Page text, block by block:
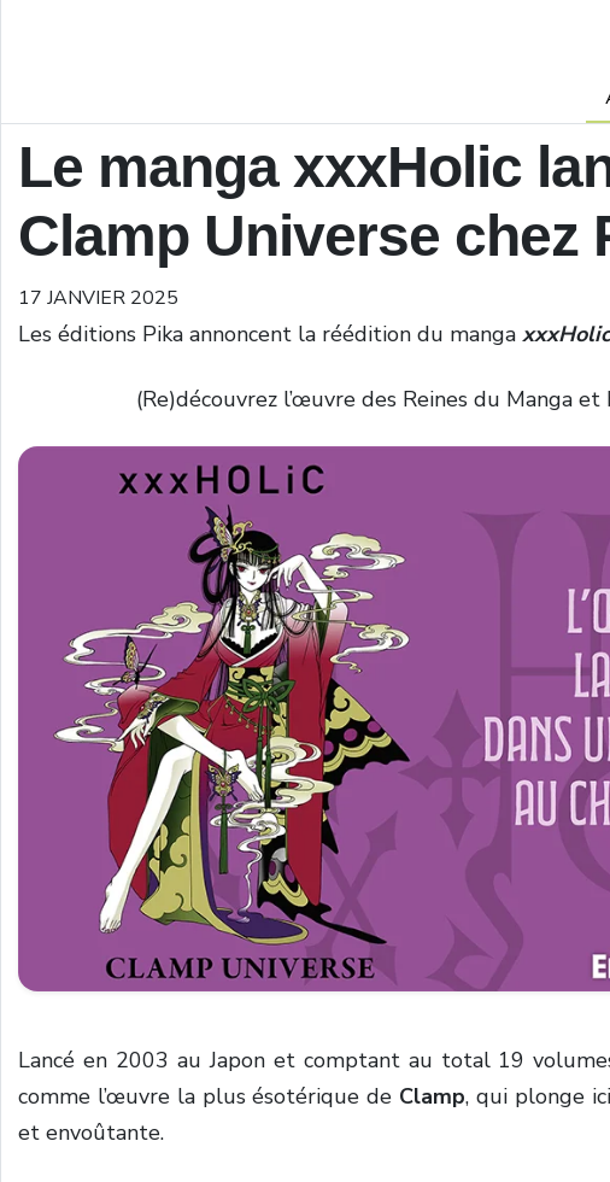
Le manga xxxHolic
Clamp Universe chez
17 JANVIER 2025
Les éditions Pika annoncent la réédition du manga xxxHolic
(Re)découvrez l’œuvre des Reines du Manga
Lancé en 2003 au Japon et comptant au total 19
comme l’œuvre la plus ésotérique de Clamp, qui plonge
et envoûtante.